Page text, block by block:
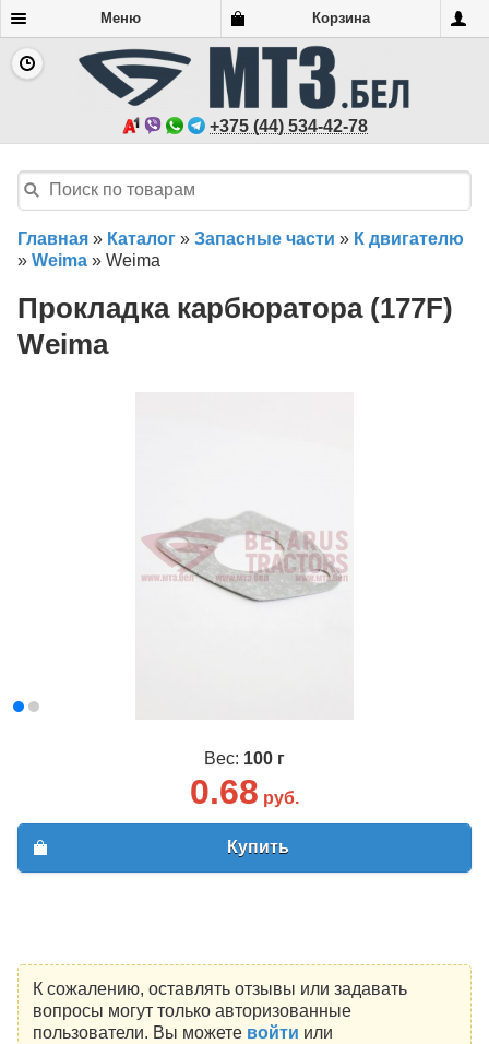
Меню Корзина
+375 (44) 534-42-78
Главная » Каталог » Запасные части » К двигателю
» Weima » Weima
Прокладка карбюратора (177F)
Weima
Вес: 100 г
0.68 руб.
Купить
К сожалению, оставлять отзывы или задавать
вопросы могут только авторизованные
пользователи. Вы можете войти или